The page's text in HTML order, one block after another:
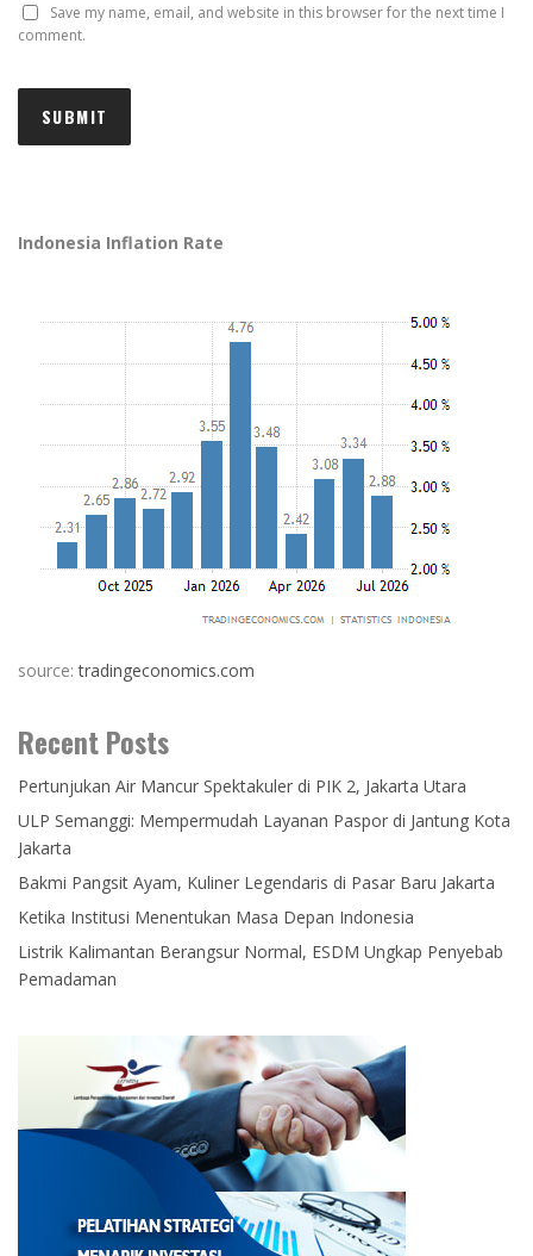
Save my name, email, and website in this browser for the next time I
comment.
Indonesia Inflation Rate
source:tradingeconomics.com
Recent Posts
Pertunjukan Air Mancur Spektakuler di PIK 2, Jakarta Utara
ULP Semanggi: Mempermudah Layanan Paspor di Jantung Kota
Jakarta
Bakmi Pangsit Ayam, Kuliner Legendaris di Pasar Baru Jakarta
Ketika Institusi Menentukan Masa Depan Indonesia
Listrik Kalimantan Berangsur Normal, ESDM Ungkap Penyebab
Pemadaman